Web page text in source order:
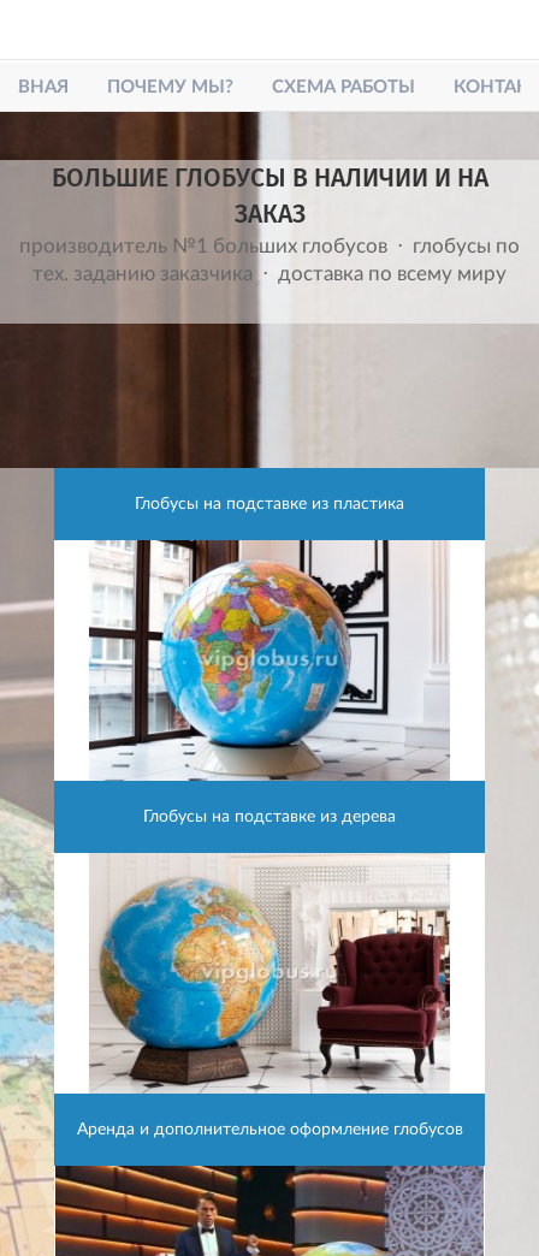
ПОЧЕМУ МЫ? СХЕМА РАБОТЫ
БОЛЬШИЕ ГЛОБУСЫ В НАЛИЧИИ И НА
ЗАКАЗ
производитель №1 больших глобусов ⋅ глобусы по
тех. заданию заказчика ⋅ доставка по всему миру
Глобусы на подставке из пластика
Глобусы на подставке из дерева
Аренда и дополнительное оформление глобусов